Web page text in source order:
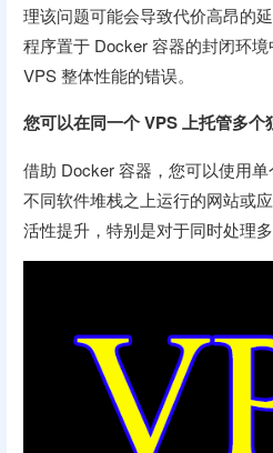
理该问题可能会导致代价高昂的
程序置于 Docker 容器的封闭环
VPS 整体性能的错误。
您可以在同一个 VPS 上托管多个
借助 Docker 容器，您可以使用
不同软件堆栈之上运行的网站或
活性提升，特别是对于同时处理